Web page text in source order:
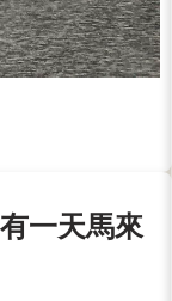
一天馬來